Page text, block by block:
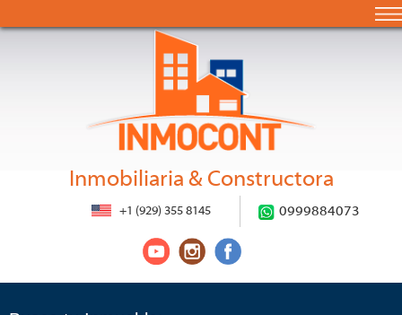
Inmobiliaria & Constructora
+1 (929) 355 8145 0999884073